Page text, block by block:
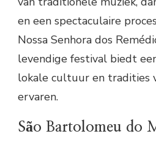
en een spectaculaire
Nossa Senhora dos
levendige festival biedt
lokale cultuur en tradities
ervaren.
São Bartolomeu do